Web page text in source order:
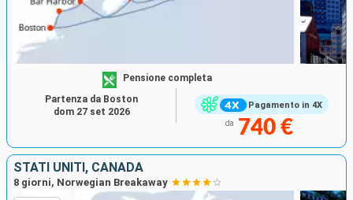
Pagamento in 4X
Pensione completa
da 740 €
Partenza da Boston
dom 27 set 2026
STATI UNITI, CANADA
8 giorni, Norwegian Breakaway